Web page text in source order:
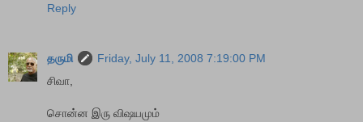
Reply
தருமி
Friday, July 11, 2008 7:19:00 PM
சிவா,
சொன்ன இரு விஷயமும்